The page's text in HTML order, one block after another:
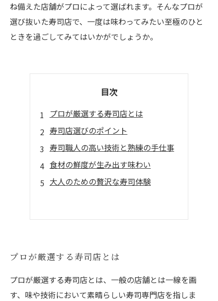
ね備えた店舗がプロによって選ばれます。そんなプロが
選び抜いた寿司店で、一度は味わってみたい至極のひと
ときを過ごしてみてはいかがでしょうか。
目次
プロが厳選する寿司店とは
寿司店選びのポイント
寿司職人の高い技術と熟練の手仕事
食材の鮮度が生み出す味わい
大人のための贅沢な寿司体験
プロが厳選する寿司店とは
プロが厳選する寿司店とは、一般の店舗とは一線を画
す、味や技術において素晴らしい寿司専門店を指しま